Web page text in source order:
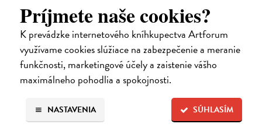
Príjmete naše cookies?
K prevádzke internetového kníhkupectva Artforum
využívame cookies slúžiace na zabezpečenie a meranie
funkčnosti, marketingové účely a zaistenie vášho
maximálneho pohodlia a spokojnosti.
SÚHLASÍM
NASTAVENIA
16,63 € ?
Ďalšie z kategórie zdravie